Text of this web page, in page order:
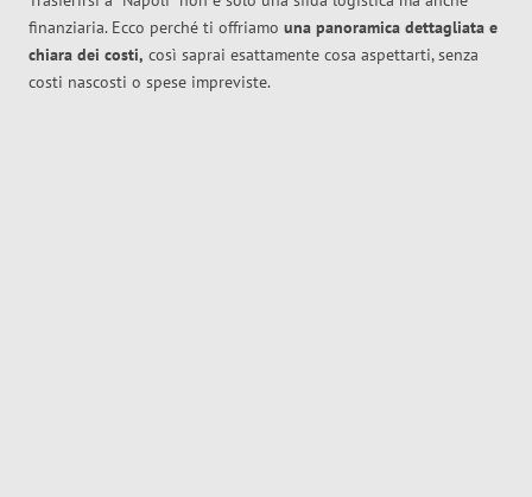
finanziaria. Ecco perché ti offriamo una panoramica dettagliata e
chiara dei costi, così saprai esattamente cosa aspettarti, senza
costi nascosti o spese impreviste.